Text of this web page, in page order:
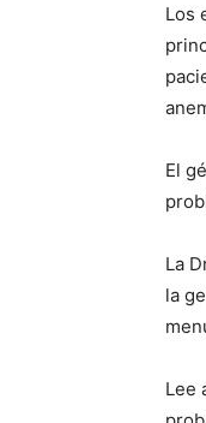
Los
El
La
la
Lee